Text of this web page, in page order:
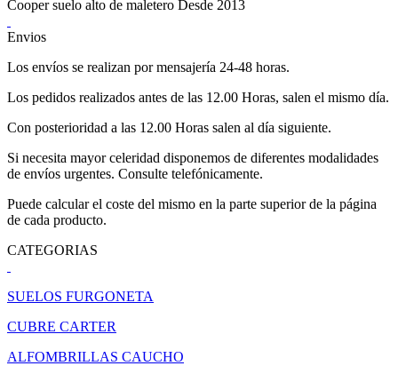
Cooper suelo alto de maletero Desde 2013
Envios
Los envíos se realizan por mensajería 24-48 horas.
Los pedidos realizados antes de las 12.00 Horas, salen el mismo día.
Con posterioridad a las 12.00 Horas salen al día siguiente.
Si necesita mayor celeridad disponemos de diferentes modalidades
de envíos urgentes. Consulte telefónicamente.
Puede calcular el coste del mismo en la parte superior de la página
de cada producto.
CATEGORIAS
SUELOS FURGONETA
CUBRE CARTER
ALFOMBRILLAS CAUCHO